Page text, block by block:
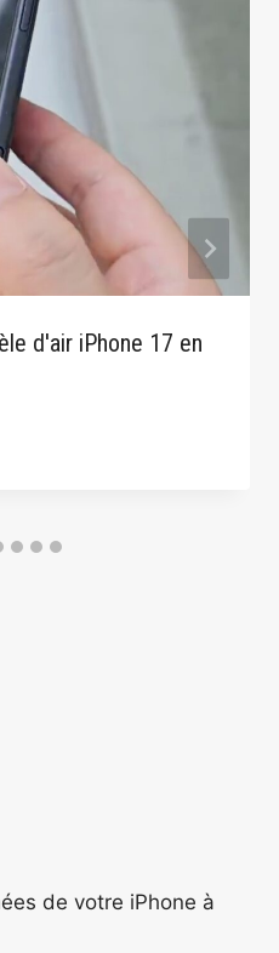
d'air iPhone 17 en
de votre iPhone à